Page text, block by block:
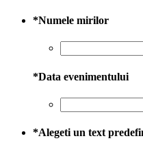
*Numele mirilor
*Data evenimentului
*Alegeti un text